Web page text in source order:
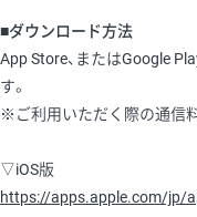
■ダウンロード方法
App Store、またはGoogle
す。
※ご利用いただく際の通信
▽iOS版
https://apps.apple.com/jp/